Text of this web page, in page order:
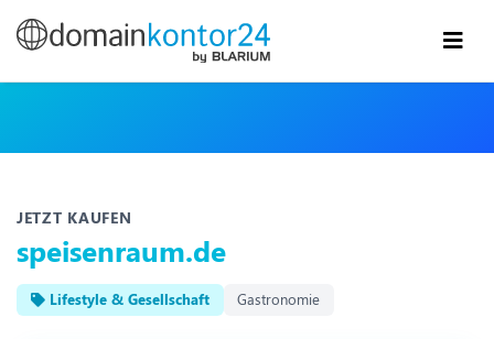
JETZT KAUFEN
speisenraum.de
Lifestyle & Gesellschaft Gastronomie